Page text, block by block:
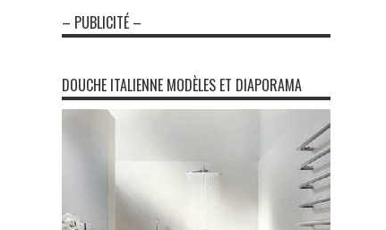
– PUBLICITÉ –
DOUCHE ITALIENNE MODÈLES ET DIAPORAMA